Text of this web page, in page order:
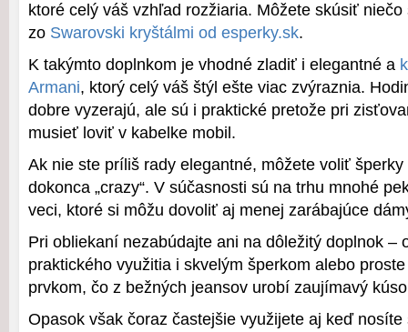
ktoré celý váš vzhľad rozžiaria. Môžete skúsiť
zo Swarovski kryštálmi od esperky.sk.
K takýmto doplnkom je vhodné zladiť i elegantné a
Armani, ktorý celý váš štýl ešte viac zvýraznia.
dobre vyzerajú, ale sú i praktické pretože pri
musieť loviť v kabelke mobil.
Ak nie ste príliš rady elegantné, môžete voliť
dokonca „crazy“. V súčasnosti sú na trhu mnohé
veci, ktoré si môžu dovoliť aj menej zarábajúce
Pri obliekaní nezabúdajte ani na dôležitý doplnok –
praktického využitia i skvelým šperkom alebo
prvkom, čo z bežných jeansov urobí zaujímavý
Opasok však čoraz častejšie využijete aj keď